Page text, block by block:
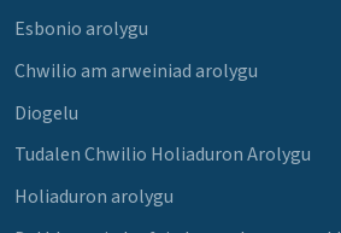
Esbonio arolygu
Chwilio am arweiniad arolygu
Diogelu
Tudalen Chwilio Holiaduron Arolygu
Holiaduron arolygu